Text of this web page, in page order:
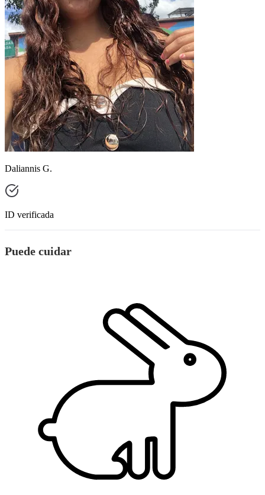
Daliannis G.
ID verificada
Puede cuidar